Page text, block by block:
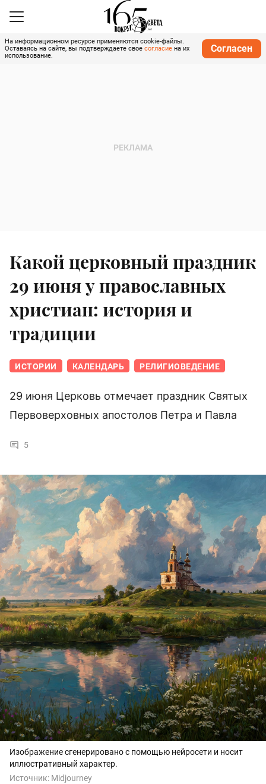
На информационном ресурсе применяются cookie-файлы.
Оставаясь на сайте, вы подтверждаете свое согласие на их
использование.
Согласен
Какой церковный праздник
29 июня у православных
христиан: история и
традиции
ИСТОРИИ КАЛЕНДАРЬ РЕЛИГИОВЕДЕНИЕ
29 июня Церковь отмечает праздник Святых
Первоверховных апостолов Петра и Павла
5
Изображение сгенерировано с помощью нейросети и носит
иллюстративный характер.
Источник: Midjourney